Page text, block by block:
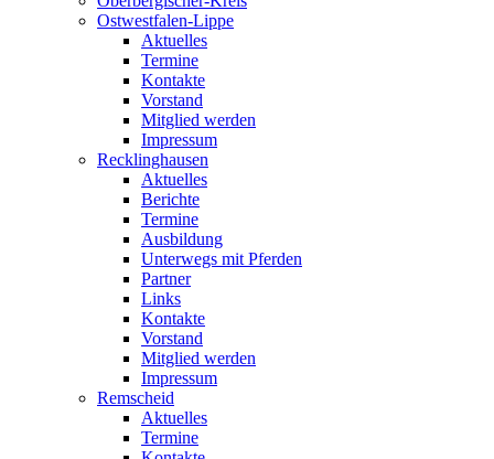
Ostwestfalen-Lippe
Aktuelles
Termine
Kontakte
Vorstand
Mitglied werden
Impressum
Recklinghausen
Aktuelles
Berichte
Termine
Ausbildung
Unterwegs mit Pferden
Partner
Links
Kontakte
Vorstand
Mitglied werden
Impressum
Remscheid
Aktuelles
Termine